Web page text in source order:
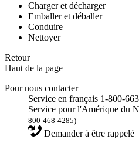
Charger et décharger
Emballer et déballer
Conduire
Nettoyer
Retour
Haut de la page
Pour nous contacter
Service en français 1-800-
Service pour l'Amérique du
800-468-4285)
Demander à être rappelé